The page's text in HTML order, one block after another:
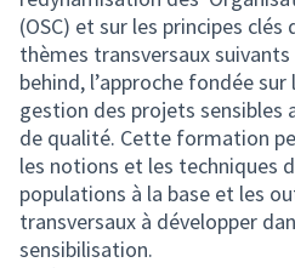
(OSC) et sur les principes
thèmes transversaux
behind, l’approche fondée
gestion des projets sensibles
de qualité. Cette formation
les notions et les techniques
populations à la base et les
transversaux à développer
sensibilisation.